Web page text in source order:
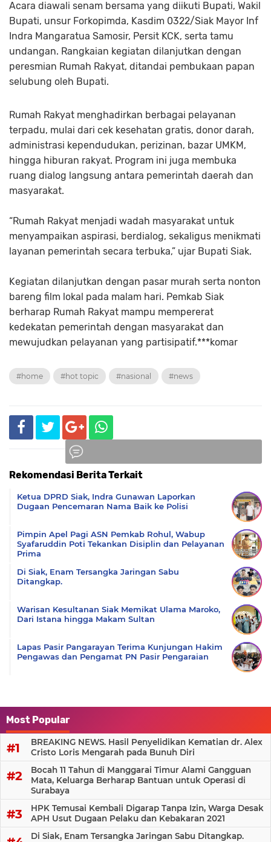
Acara diawali senam bersama yang diikuti Bupati, Wakil
Bupati, unsur Forkopimda, Kasdim 0322/Siak Mayor Inf
Indra Mangaratua Samosir, Persit KCK, serta tamu
undangan. Rangkaian kegiatan dilanjutkan dengan
peresmian Rumah Rakyat, ditandai pembukaan papan
selubung oleh Bupati.
Rumah Rakyat menghadirkan berbagai pelayanan
terpadu, mulai dari cek kesehatan gratis, donor darah,
administrasi kependudukan, perizinan, bazar UMKM,
hingga hiburan rakyat. Program ini juga membuka
ruang dialog langsung antara pemerintah daerah dan
masyarakat.
“Rumah Rakyat menjadi wadah masyarakat untuk
menyampaikan aspirasi, berdialog, sekaligus menikmati
layanan pemerintah secara terbuka,” ujar Bupati Siak.
Kegiatan dilanjutkan dengan pasar murah serta nonton
bareng film lokal pada malam hari. Pemkab Siak
berharap Rumah Rakyat mampu mempererat
kedekatan pemerintah dengan masyarakat dan
mewujudkan pelayanan yang partisipatif.***komar
#home #hot topic #nasional #news
Rekomendasi Berita Terkait
Ketua DPRD Siak, Indra Gunawan Laporkan
Dugaan Pencemaran Nama Baik ke Polisi
Pimpin Apel Pagi ASN Pemkab Rohul, Wabup
Syafaruddin Poti Tekankan Disiplin dan Pelayanan
Prima
Di Siak, Enam Tersangka Jaringan Sabu
Ditangkap.
Warisan Kesultanan Siak Memikat Ulama Maroko,
Dari Istana hingga Makam Sultan
Lapas Pasir Pangarayan Terima Kunjungan Hakim
Pengawas dan Pengamat PN Pasir Pengaraian
Most Popular
BREAKING NEWS. Hasil Penyelidikan Kematian dr. Alex
Cristo Loris Mengarah pada Bunuh Diri
Bocah 11 Tahun di Manggarai Timur Alami Gangguan
Mata, Keluarga Berharap Bantuan untuk Operasi di
Surabaya
HPK Temusai Kembali Digarap Tanpa Izin, Warga Desak
APH Usut Dugaan Pelaku dan Kebakaran 2021
Di Siak, Enam Tersangka Jaringan Sabu Ditangkap.